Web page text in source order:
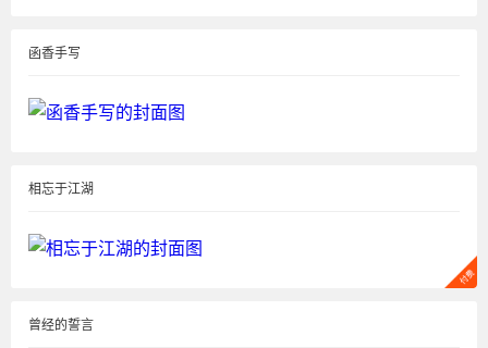
函香手写
相忘于江湖
曾经的誓言